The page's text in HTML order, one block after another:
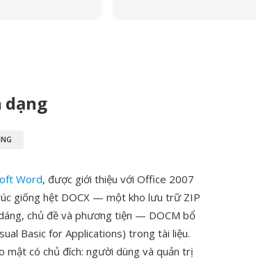
dạng
Word, được giới thiệu với Office 2007
giống hệt DOCX — một kho lưu trữ ZIP
chủ đề và phương tiện — DOCM bổ
Basic for Applications) trong tài liệu.
mật có chủ đích: người dùng và quản trị